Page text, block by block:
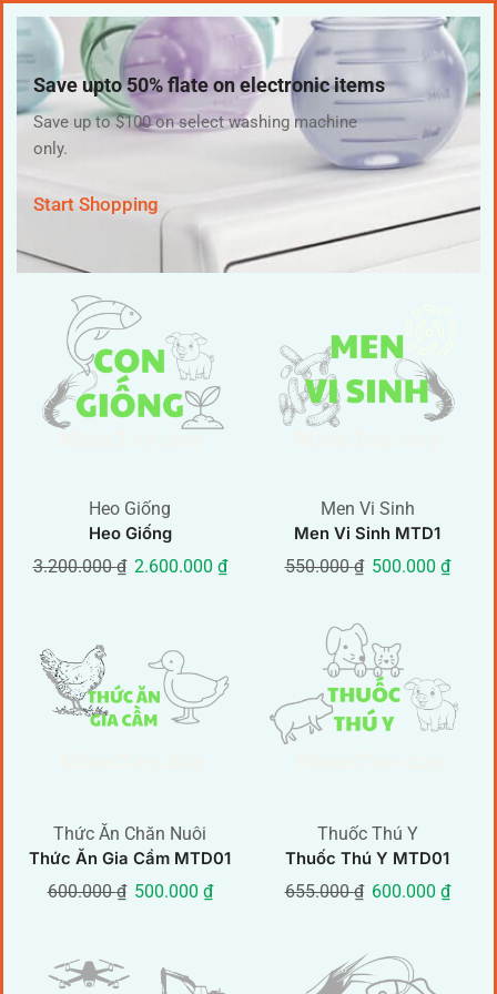
Save upto 50% flate on electronic items
Save up to $100 on select washing machine
only.
Start Shopping
Heo Giống
Heo Giống
3.200.000₫ 2.600.000 ₫
Men Vi Sinh
Men Vi Sinh MTD1
550.000₫ 500.000 ₫
Thức Ăn Chăn Nuôi
Thức Ăn Gia Cầm MTD01
600.000₫ 500.000 ₫
Thuốc Thú Y
Thuốc Thú Y MTD01
655.000₫ 600.000 ₫